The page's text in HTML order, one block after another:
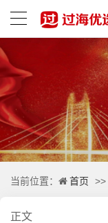
当前位置： 首页 >>
正文